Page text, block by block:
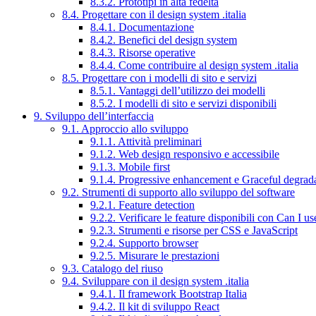
8.4. Progettare con il design system .italia
8.4.1. Documentazione
8.4.2. Benefici del design system
8.4.3. Risorse operative
8.4.4. Come contribuire al design system .italia
8.5. Progettare con i modelli di sito e servizi
8.5.1. Vantaggi dell’utilizzo dei modelli
8.5.2. I modelli di sito e servizi disponibili
9. Sviluppo dell’interfaccia
9.1. Approccio allo sviluppo
9.1.1. Attività preliminari
9.1.2. Web design responsivo e accessibile
9.1.3. Mobile first
9.1.4. Progressive enhancement e Graceful
9.2. Strumenti di supporto allo sviluppo del software
9.2.1. Feature detection
9.2.2. Verificare le feature disponibili con Can I
9.2.3. Strumenti e risorse per CSS e JavaScript
9.2.4. Supporto browser
9.2.5. Misurare le prestazioni
9.3. Catalogo del riuso
9.4. Sviluppare con il design system .italia
9.4.1. Il framework Bootstrap Italia
9.4.2. Il kit di sviluppo React